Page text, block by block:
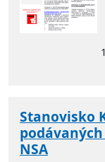
Stanovisko
NSA